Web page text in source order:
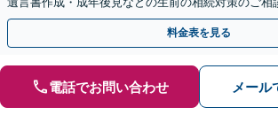
【夜間／休日の相談可能】
料金表を見る
電話でお問い合わせ メール